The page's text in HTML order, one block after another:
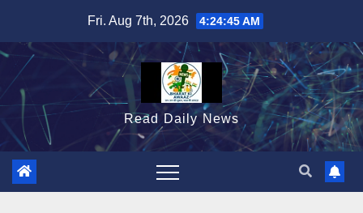
content
Fri. Aug 7th, 2026 4:24:46 AM
Read Daily News